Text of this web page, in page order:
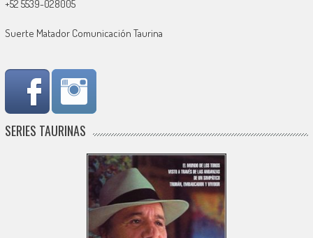
+52 5539-028005
Suerte Matador Comunicación Taurina
SERIES TAURINAS